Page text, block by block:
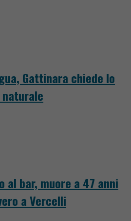
Gattinara chiede lo
al bar, muore a 47 anni
a Vercelli